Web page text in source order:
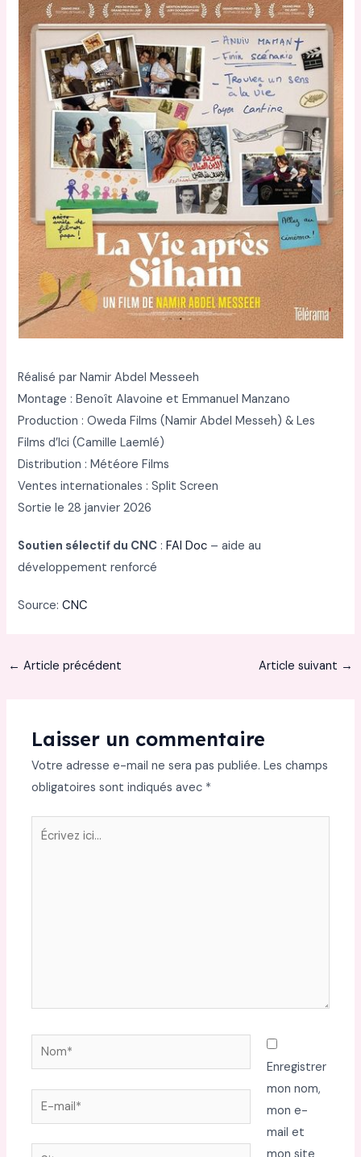
Réalisé par Namir Abdel Messeeh
Montage : Benoît Alavoine et Emmanuel Manzano
Production : Oweda Films (Namir Abdel Messeh) & Les
Films d’Ici (Camille Laemlé)
Distribution : Météore Films
Ventes internationales : Split Screen
Sortie le 28 janvier 2026
Soutien sélectif du CNC :FAI Doc – aide au
développement renforcé
Source:CNC
← Article précédent Article suivant →
Laisser un commentaire
Votre adresse e-mail ne sera pas publiée. Les champs
obligatoires sont indiqués avec *
Écrivez
Nom*
E-
mail*
Site
Enregistrer
mon nom,
mon e-
mail et